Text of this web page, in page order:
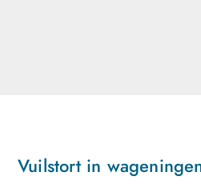
Vuilstort in